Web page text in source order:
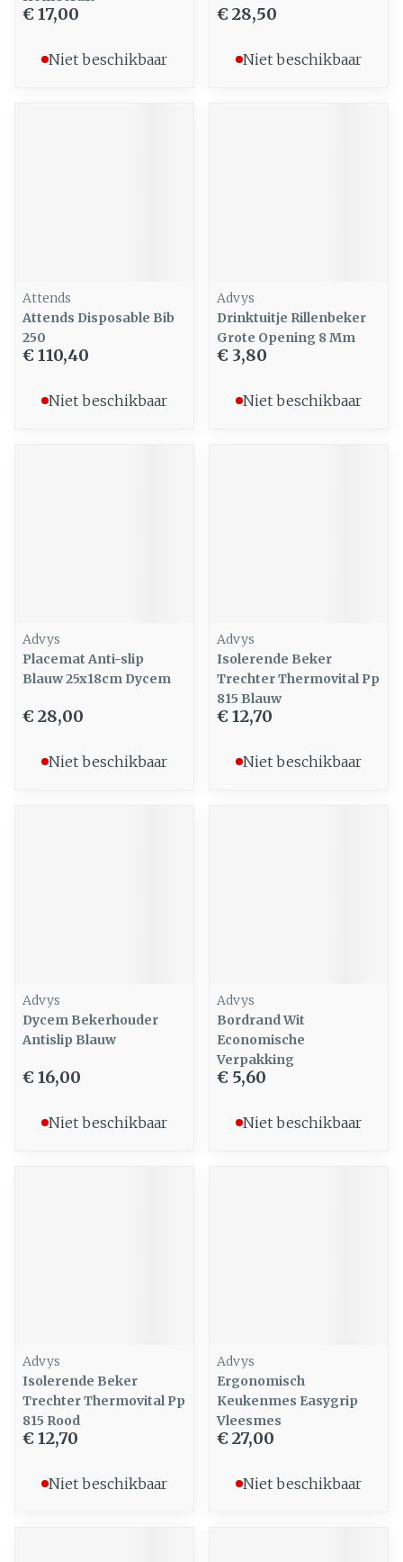
€ 17,00
Niet beschikbaar
€ 28,50
Niet beschikbaar
Attends
Attends Disposable Bib
250
€ 110,40
Niet beschikbaar
Advys
Drinktuitje Rillenbeker
Grote Opening 8 Mm
€ 3,80
Niet beschikbaar
Advys
Placemat Anti-slip
Blauw 25x18cm Dycem
€ 28,00
Niet beschikbaar
Advys
Isolerende Beker
Trechter Thermovital Pp
815 Blauw
€ 12,70
Niet beschikbaar
Advys
Dycem Bekerhouder
Antislip Blauw
€ 16,00
Niet beschikbaar
Advys
Bordrand Wit
Economische
Verpakking
€ 5,60
Niet beschikbaar
Advys
Isolerende Beker
Trechter Thermovital Pp
815 Rood
€ 12,70
Niet beschikbaar
Advys
Ergonomisch
Keukenmes Easygrip
Vleesmes
€ 27,00
Niet beschikbaar